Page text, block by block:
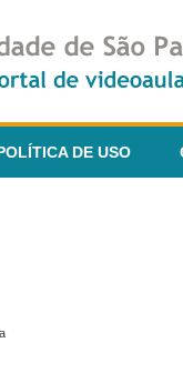
DE USO